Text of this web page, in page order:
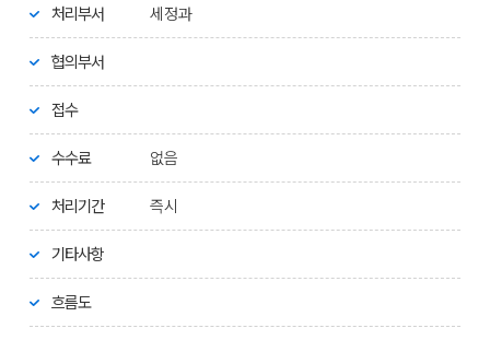
처리부서 세정과
협의부서
접수
수수료 없음
처리기간 즉시
기타사항
흐름도